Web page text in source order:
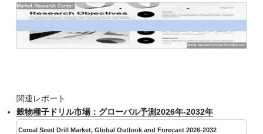
関連レポート
穀物種子ドリル市場：グローバル予測2026年-2032年
Cereal Seed Drill Market, Global Outlook and Forecast 2026-2032